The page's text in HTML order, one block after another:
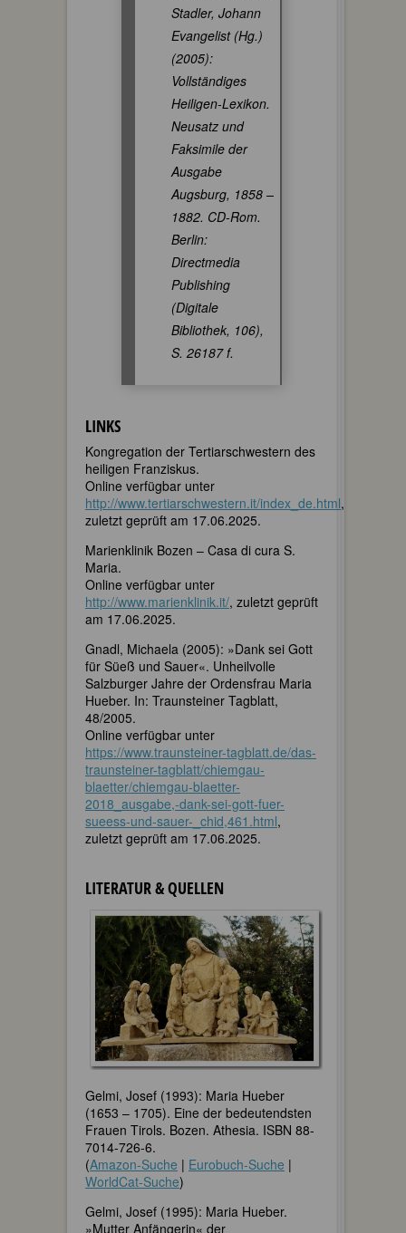
Stadler, Johann
Evangelist (Hg.)
(2005):
Vollständiges
Heiligen-Lexikon.
Neusatz und
Faksimile der
Ausgabe
Augsburg, 1858 –
1882. CD-Rom.
Berlin:
Directmedia
Publishing
(Digitale
Bibliothek, 106),
S. 26187 f.
LINKS
Kongregation der Tertiarschwestern des
heiligen Franziskus.
Online verfügbar unter
http://www.tertiarschwestern.it/index_de.html,
zuletzt geprüft am 17.06.2025.
Marienklinik Bozen – Casa di cura S.
Maria.
Online verfügbar unter
http://www.marienklinik.it/, zuletzt geprüft
am 17.06.2025.
Gnadl, Michaela (2005): »Dank sei Gott
für Süeß und Sauer«. Unheilvolle
Salzburger Jahre der Ordensfrau Maria
Hueber. In: Traunsteiner Tagblatt,
48/2005.
Online verfügbar unter
https://www.traunsteiner-tagblatt.de/das-
traunsteiner-tagblatt/chiemgau-
blaetter/chiemgau-blaetter-
2018_ausgabe,-dank-sei-gott-fuer-
sueess-und-sauer-_chid,461.html,
zuletzt geprüft am 17.06.2025.
LITERATUR & QUELLEN
Gelmi, Josef (1993): Maria Hueber
(1653 – 1705). Eine der bedeutendsten
Frauen Tirols. Bozen. Athesia. ISBN 88-
7014-726-6.
(Amazon-Suche | Eurobuch-Suche |
WorldCat-Suche)
Gelmi, Josef (1995): Maria Hueber.
»Mutter Anfängerin« der